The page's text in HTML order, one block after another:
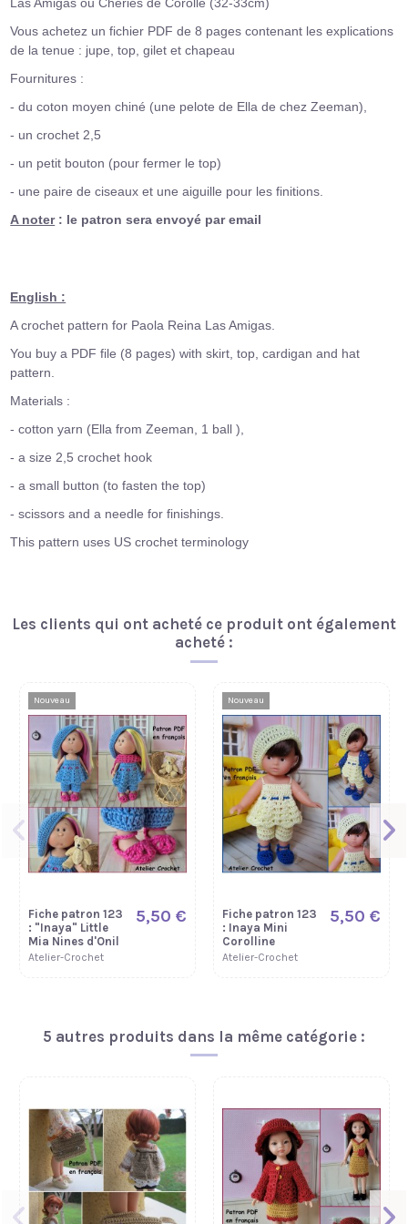
Las Amigas ou Chéries de Corolle (32-33cm)
Vous achetez un fichier PDF de 8 pages contenant les explications
de la tenue : jupe, top, gilet et chapeau
Fournitures :
- du coton moyen chiné (une pelote de Ella de chez Zeeman),
- un crochet 2,5
- un petit bouton (pour fermer le top)
- une paire de ciseaux et une aiguille pour les finitions.
A noter: le patron sera envoyé par email
English :
A crochet pattern for Paola Reina Las Amigas.
You buy a PDF file (8 pages) with skirt, top, cardigan and hat
pattern.
Materials :
- cotton yarn (Ella from Zeeman, 1 ball ),
- a size 2,5 crochet hook
- a small button (to fasten the top)
- scissors and a needle for finishings.
This pattern uses US crochet terminology
Les clients qui ont acheté ce produit ont également
acheté :
Nouveau
Fiche patron 123
: "Inaya" Little
Mia Nines d'Onil
Atelier-Crochet
5,50 €
Nouveau
Fiche patron 123
: Inaya Mini
Corolline
Atelier-Crochet
5,50 €
5 autres produits dans la même catégorie :